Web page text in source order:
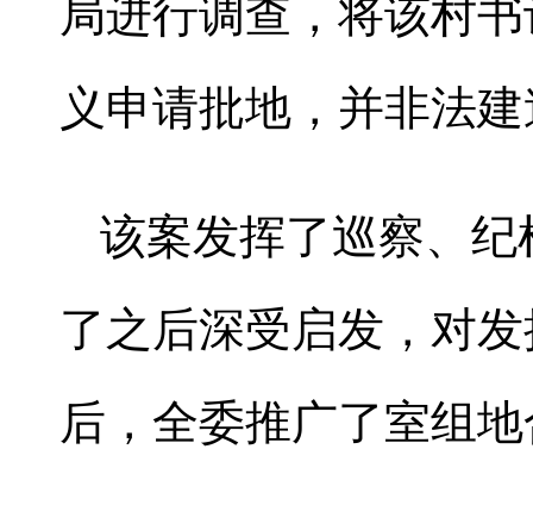
局进行调查，将该村
义申请批地，并非法
该案发挥了巡察、
了之后深受启发，对
后，全委推广了室组